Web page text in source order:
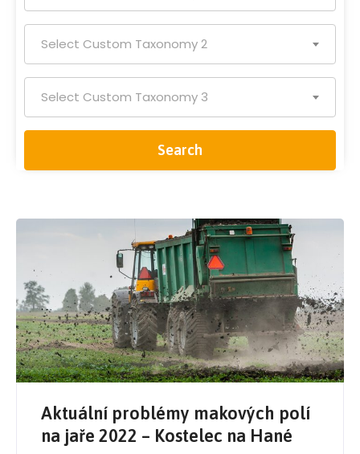
Select Custom Taxonomy 2
Select Custom Taxonomy 3
Aktuální problémy makových polí
na jaře 2022 – Kostelec na Hané